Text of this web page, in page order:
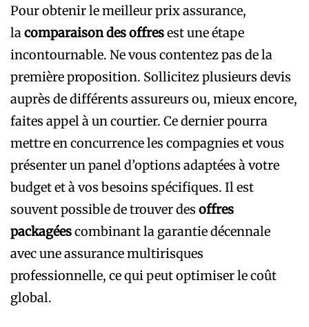
Pour obtenir le meilleur prix assurance,
lacomparaison des offresest une étape
incontournable. Ne vous contentez pas de la
première proposition. Sollicitez plusieurs devis
auprès de différents assureurs ou, mieux encore,
faites appel à un courtier. Ce dernier pourra
mettre en concurrence les compagnies et vous
présenter un panel d’options adaptées à votre
budget et à vos besoins spécifiques. Il est
souvent possible de trouver des offres
packagéescombinant la garantie décennale
avec une assurance multirisques
professionnelle, ce qui peut optimiser le coût
global.